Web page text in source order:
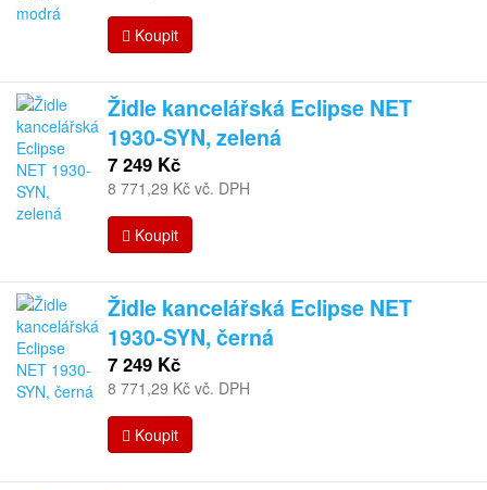
Koupit
Židle kancelářská Eclipse NET
1930-SYN, zelená
7 249 Kč
8 771,29 Kč vč. DPH
Koupit
Židle kancelářská Eclipse NET
1930-SYN, černá
7 249 Kč
8 771,29 Kč vč. DPH
Koupit